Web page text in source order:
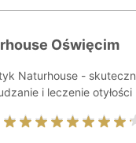
Oświęcim
Naturhouse -
i leczenie otyłości